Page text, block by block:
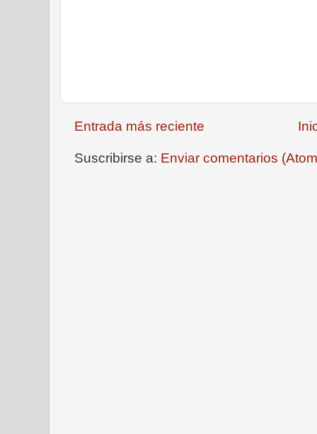
Entrada más reciente
Suscribirse a: Enviar comentarios